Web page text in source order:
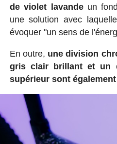
de violet lavandeun
une solution avec
évoquer "un sens de
En outre, une division
gris clair brillant et un
supérieur sont